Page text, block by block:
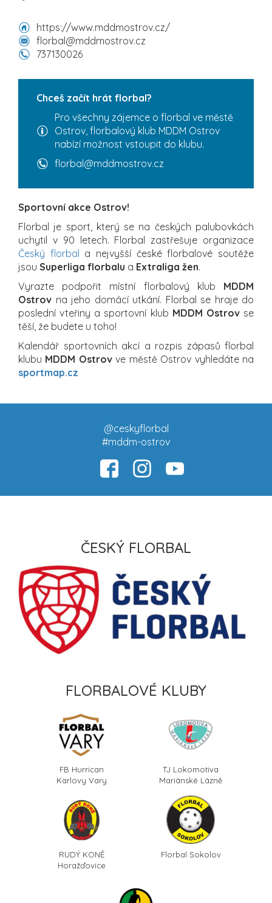
https://www.mddmostrov.cz/
florbal@mddmostrov.cz
737130026
Chceš začít hrát florbal?
Pro všechny zájemce o florbal ve městě
Ostrov, florbalový klub MDDM Ostrov
nabízí možnost vstoupit do klubu.
florbal@mddmostrov.cz
Sportovní akce Ostrov!
Florbal je sport, který se na českých palubovkách
uchytil v 90 letech. Florbal zastřešuje organizace
Český florbal a nejvyšší české florbalové soutěže
jsou Superliga florbalu a Extraliga žen.
Vyrazte podpořit místní florbalový klub MDDM
Ostrov na jeho domácí utkání. Florbal se hraje do
poslední vteřiny a sportovní klub MDDM Ostrovse
těší, že budete u toho!
Kalendář sportovních akcí a rozpis zápasů florbal
klubu MDDM Ostrovve městě Ostrov vyhledáte na
sportmap.cz
@ceskyflorbal
#mddm-ostrov
ČESKÝ FLORBAL
FLORBALOVÉ KLUBY
FB Hurrican
Karlovy Vary
TJ Lokomotiva
Mariánské Lázně
RUDÝ KONĚ
Horažďovice
Florbal Sokolov